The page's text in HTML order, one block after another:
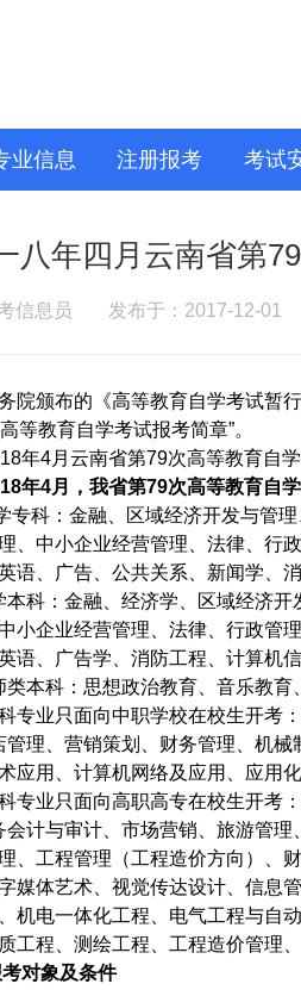
业信息 注册报考 考试
八年四月云南省第
信息员 发布于：2017-12-01
院颁布的《高等教育自学考试暂
等教育自学考试报考简章”。
年4月云南省第79次高等教育自
年4月，我省第79次高等教育自
科：金融、区域经济开发与管理
、中小企业经营管理、法律、行
语、广告、公共关系、新闻学、
科：金融、经济学、区域经济开
小企业经营管理、法律、行政管
语、广告学、消防工程、计算机
本科：思想政治教育、音乐教育
专业只面向中职学校在校生开考：
理、营销策划、财务管理、机械
应用、计算机网络及应用、应用
专业只面向高职高专在校生开考：
计与审计、市场营销、旅游管理
、工程管理（工程造价方向）、
媒体艺术、视觉传达设计、信息
机电一体化工程、电气工程与自
工程、测绘工程、工程造价管理
对象及条件